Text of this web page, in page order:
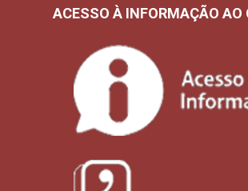
ACESSO À INFORMAÇÃO AO